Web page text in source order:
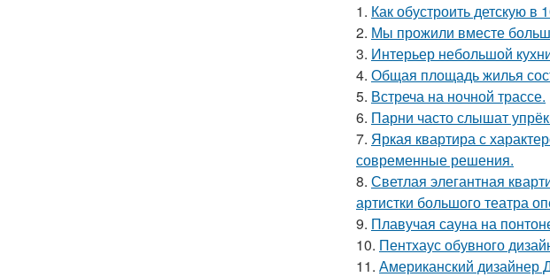
1. Как обустроить детскую в
2. Мы прожили вместе
3. Интерьер небольшой
4. Общая площадь жилья
5. Встреча на ночной трассе.
6. Парни часто слышат
7. Яркая квартира с
современные решения.
8. Светлая элегантная
артистки большого театра
9. Плавучая сауна на
10. Пентхаус обувного
11. Американский дизайнер